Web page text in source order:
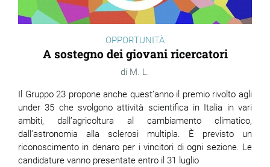
OPPORTUNITÀ
A sostegno dei giovani ricercatori
M. L.
Il Gruppo 23 propone anche quest’anno il premio rivolto agli
under 35 che svolgono attività scientifica in Italia in vari
ambiti, dall’agricoltura al cambiamento climatico,
dall’astronomia alla sclerosi multipla. È previsto un
riconoscimento in denaro per i vincitori di ogni sezione. Le
candidature vanno presentate entro il 31 luglio